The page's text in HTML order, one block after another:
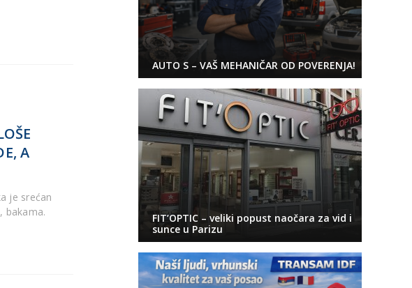
A
je srećan
bakama.
AUTO S – VAŠ MEHANIČAR OD POVERENJA!
FIT’OPTIC – veliki popust naočara za vid i
sunce u Parizu